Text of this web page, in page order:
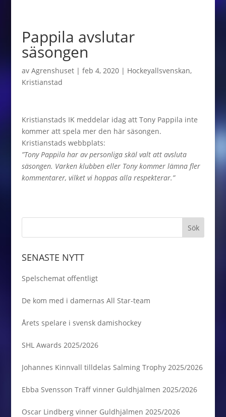
Pappila avslutar
säsongen
av Agrenshuset| feb 4, 2020| Hockeyallsvenskan,
Kristianstad
Kristianstads IK meddelar idag att Tony Pappila inte
kommer att spela mer den här säsongen.
Kristianstads webbplats:
”Tony Pappila har av personliga skäl valt att avsluta
säsongen. Varken klubben eller Tony kommer lämna fler
kommentarer, vilket vi hoppas alla respekterar.”
SENASTE NYTT
Spelschemat offentligt
De kom med i damernas All Star-team
Årets spelare i svensk damishockey
SHL Awards 2025/2026
Johannes Kinnvall tilldelas Salming Trophy 2025/2026
Ebba Svensson Träff vinner Guldhjälmen 2025/2026
Oscar Lindberg vinner Guldhjälmen 2025/2026